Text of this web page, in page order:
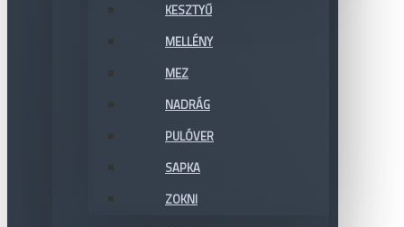
KESZTYŰ
MELLÉNY
MEZ
NADRÁG
PULÓVER
SAPKA
ZOKNI